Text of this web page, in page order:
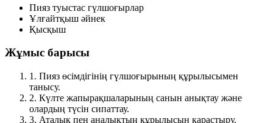
Пияз туыстас гүлшоғырлар
Ұлғайтқыш әйнек
Қысқыш
Жұмыс барысы
1. Пияз өсімдігінің гүлшоғырының құрылысымен
танысу.
2. Күлте жапырақшаларының санын анықтау және
олардың түсін сипаттау.
3. Аталық пен аналықтың құрылысын қарастыру.